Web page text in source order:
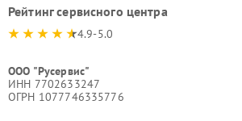
Рейтинг сервисного центра
4.9-5.0
ООО "Русервис"
ИНН 7702633247
ОГРН 1077746335776